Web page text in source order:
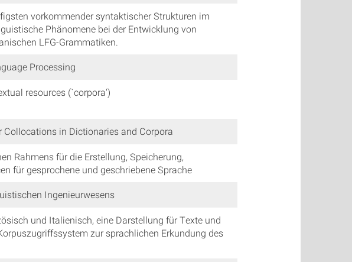
vorkommender syntaktischer Strukturen im
Phänomene bei der Entwicklung von
LFG-Grammatiken.
Processing
resources (`corpora')
in Dictionaries and Corpora
Rahmens für die Erstellung, Speicherung,
für gesprochene und geschriebene Sprache
Ingenieurwesens
und Italienisch, eine Darstellung für Texte und
zur sprachlichen Erkundung des